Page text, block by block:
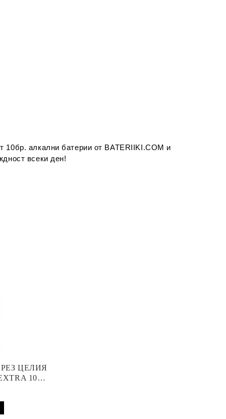
10бр. алкални батерии от BATERIIKI.COM и
всеки ден!
ЦЕЛИЯ
10